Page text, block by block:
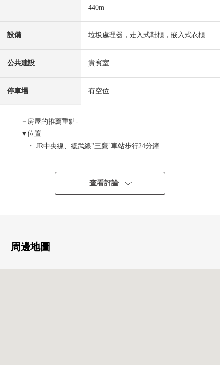
440m
設備 垃圾處理器，走入式鞋櫃，嵌入式衣櫃
公共建設 貴賓室
停車場 有空位
－房屋的推薦重點-
▼位置
・ JR中央線、總武線"三鷹"車站步行24分鐘
"大成高中前"停歩6分"三鷹市政府前"停歩6分，
"三鷹農協前"停歩8分
京王線"調布"車站公共汽車38分
▼Mansion的特徴
查看評論
周邊地圖